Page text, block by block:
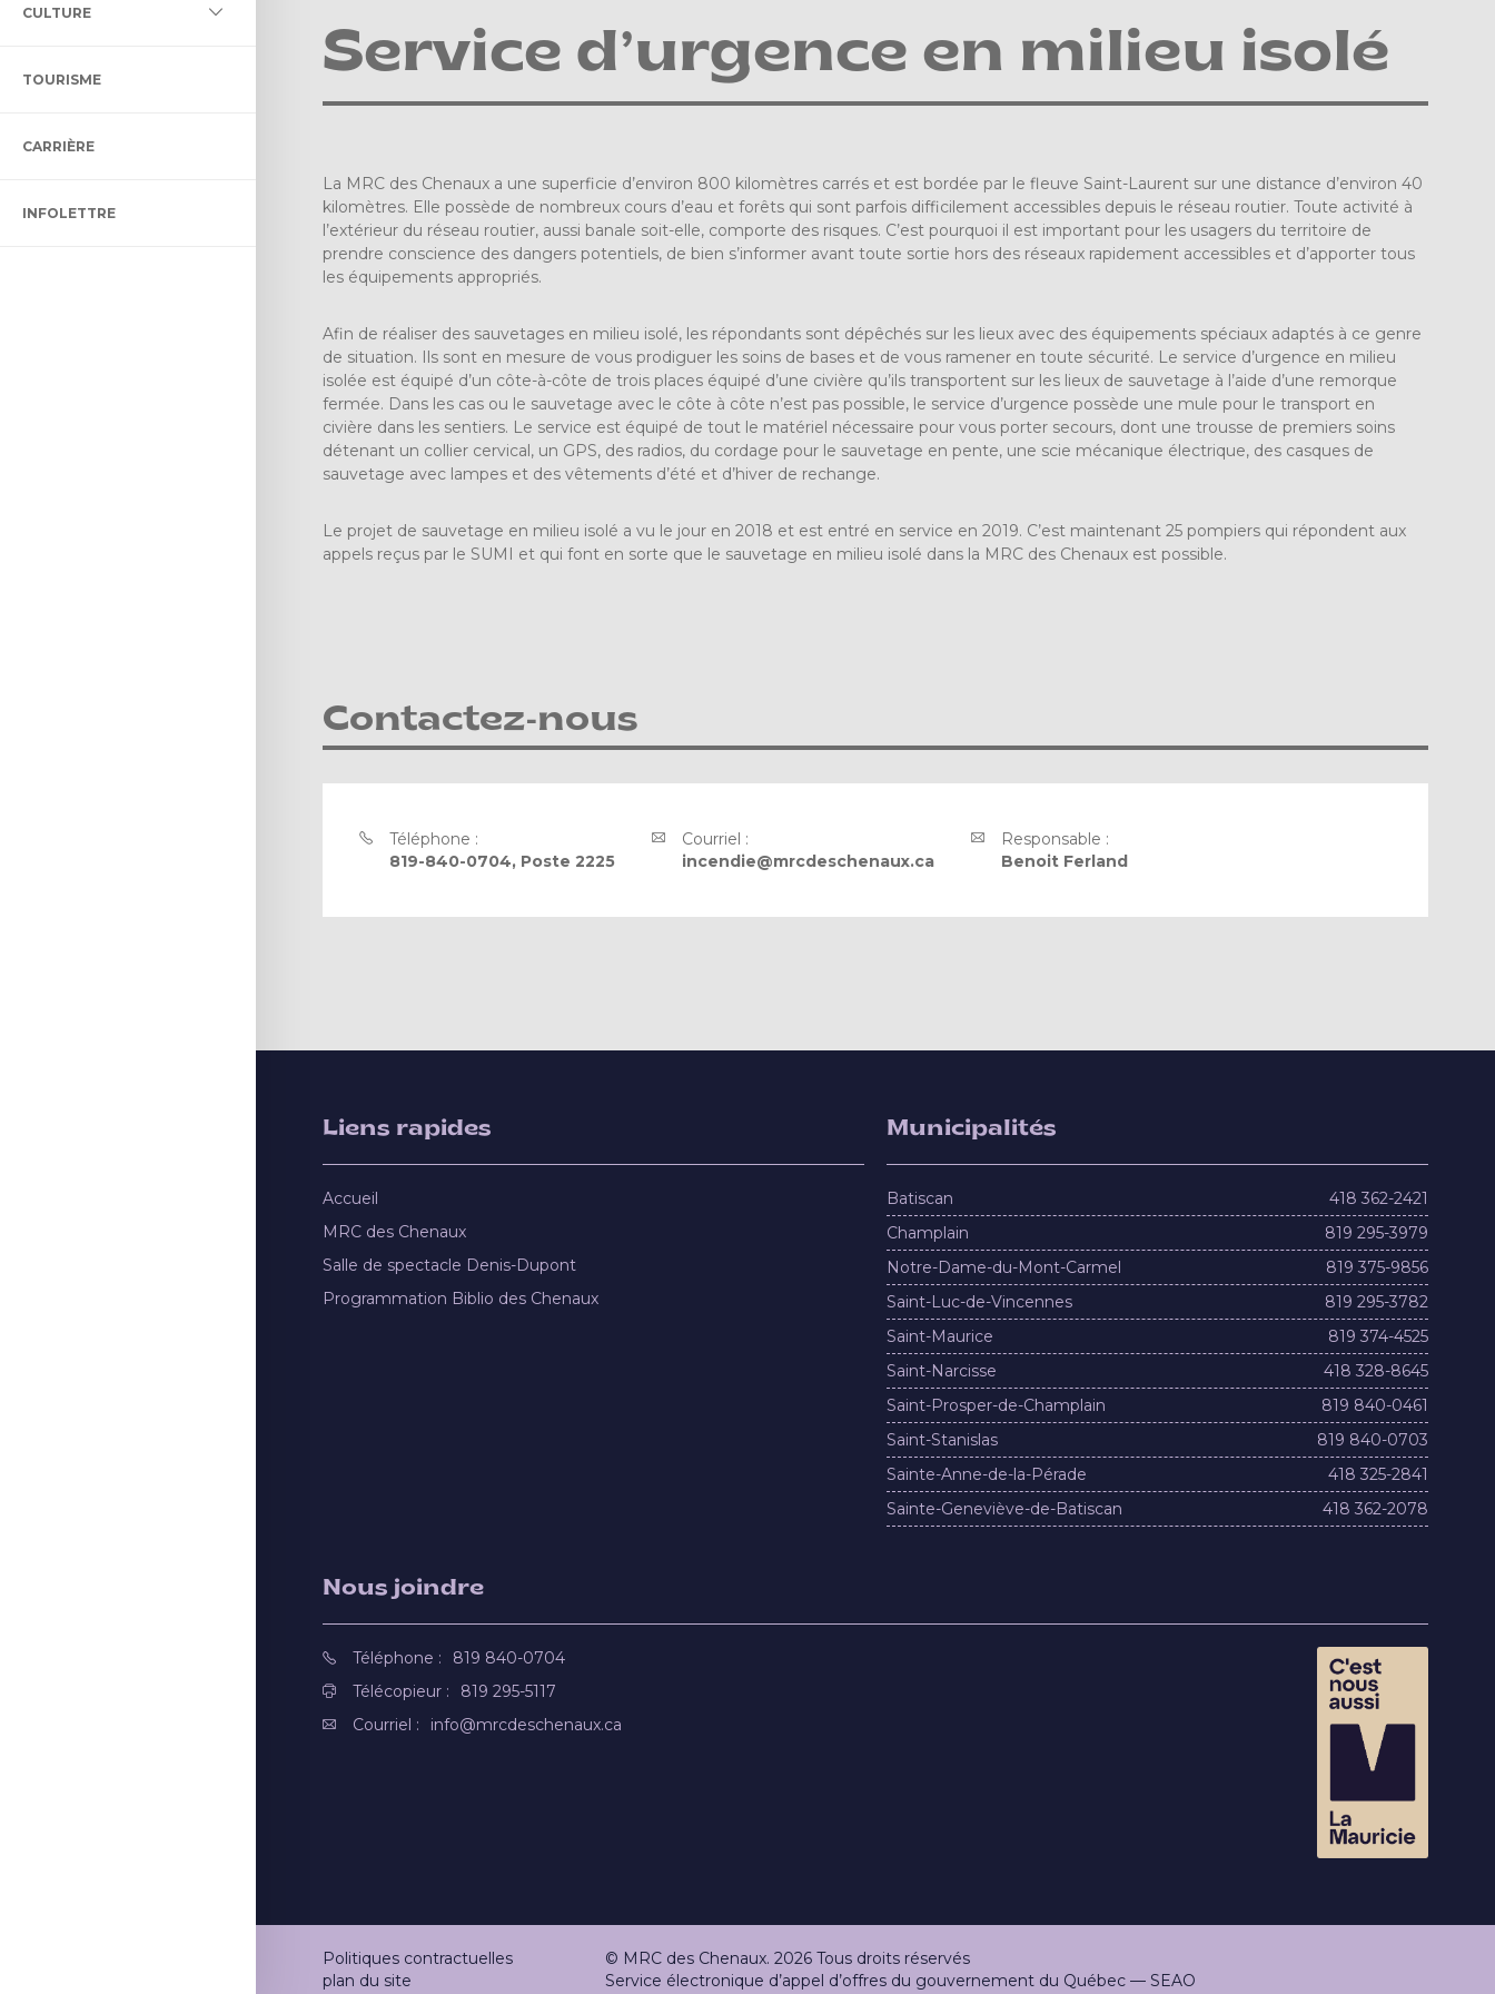
DES MILIEUX HUMIDES ET
ET DE
CONTRÔLE INTÉRIMAIRE
ET ADAPTÉ
CULTURE
BIBLIO DES CHENAUX
DENIS-DUPONT
TOURISME
CARRIÈRE
INFOLETTRE
Service d’urgence en milieu isolé
La MRC des Chenaux a une superficie d’environ 800 kilomètres carrés et est bordée par le fleuve Saint-Laurent sur une distance d’environ 40
kilomètres. Elle possède de nombreux cours d’eau et forêts qui sont parfois difficilement accessibles depuis le réseau routier. Toute activité à
l’extérieur du réseau routier, aussi banale soit-elle, comporte des risques. C’est pourquoi il est important pour les usagers du territoire de
prendre conscience des dangers potentiels, de bien s’informer avant toute sortie hors des réseaux rapidement accessibles et d’apporter tous
les équipements appropriés.
Afin de réaliser des sauvetages en milieu isolé, les répondants sont dépêchés sur les lieux avec des équipements spéciaux adaptés à ce genre
de situation. Ils sont en mesure de vous prodiguer les soins de bases et de vous ramener en toute sécurité. Le service d’urgence en milieu
isolée est équipé d’un côte-à-côte de trois places équipé d’une civière qu’ils transportent sur les lieux de sauvetage à l’aide d’une remorque
fermée. Dans les cas ou le sauvetage avec le côte à côte n’est pas possible, le service d’urgence possède une mule pour le transport en
civière dans les sentiers. Le service est équipé de tout le matériel nécessaire pour vous porter secours, dont une trousse de premiers soins
détenant un collier cervical, un GPS, des radios, du cordage pour le sauvetage en pente, une scie mécanique électrique, des casques de
sauvetage avec lampes et des vêtements d’été et d’hiver de rechange.
Le projet de sauvetage en milieu isolé a vu le jour en 2018 et est entré en service en 2019. C’est maintenant 25 pompiers qui répondent aux
appels reçus par le SUMI et qui font en sorte que le sauvetage en milieu isolé dans la MRC des Chenaux est possible.
Contactez-nous
Téléphone :
819-840-0704, Poste 2225
Courriel :
incendie@mrcdeschenaux.ca
Responsable :
Benoit Ferland
Liens rapides
Accueil
MRC des Chenaux
Salle de spectacle Denis-Dupont
Programmation Biblio des Chenaux
Municipalités
Batiscan
418 362-2421
Champlain
819 295-3979
Notre-Dame-du-Mont-Carmel
819 375-9856
Saint-Luc-de-Vincennes
819 295-3782
Saint-Maurice
819 374-4525
Saint-Narcisse
418 328-8645
Saint-Prosper-de-Champlain
819 840-0461
Saint-Stanislas
819 840-0703
Sainte-Anne-de-la-Pérade
418 325-2841
Sainte-Geneviève-de-Batiscan
418 362-2078
Nous joindre
Téléphone :
819 840-0704
Télécopieur :
819 295-5117
Courriel :
info@mrcdeschenaux.ca
Politiques contractuelles
plan du site
© MRC des Chenaux. 2026 Tous droits réservés
Service électronique d’appel d’offres du gouvernement du Québec — SEAO